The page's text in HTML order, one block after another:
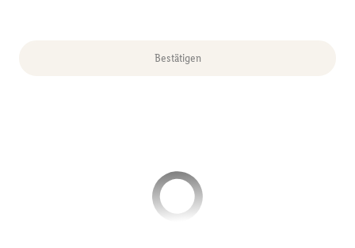
Bestätigen